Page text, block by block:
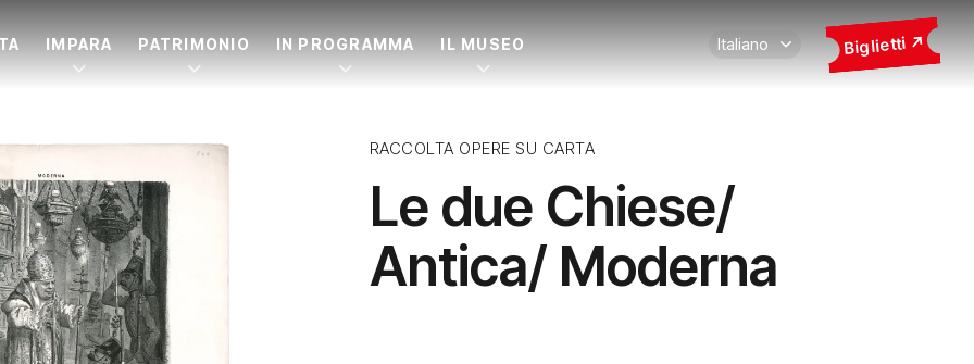
IMPARA PATRIMONIO IN PROGRAMMA IL MUSEO Biglietti
RACCOLTA OPERE SU CARTA
Le due Chiese/
Antica/ Moderna